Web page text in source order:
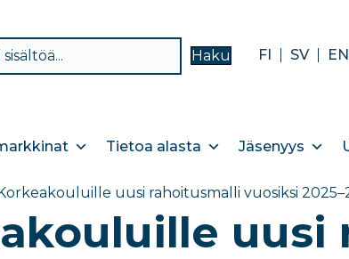
Haku FI SV
Tietoa alasta Jäsenyys
uusi rahoitusmalli vuosiksi
uusi